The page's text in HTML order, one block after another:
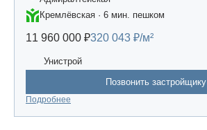
Кремлёвская · 6 мин. пешком
11 960 000 ₽320 043 ₽/м²
Унистрой
Позвонить застройщику
Подробнее